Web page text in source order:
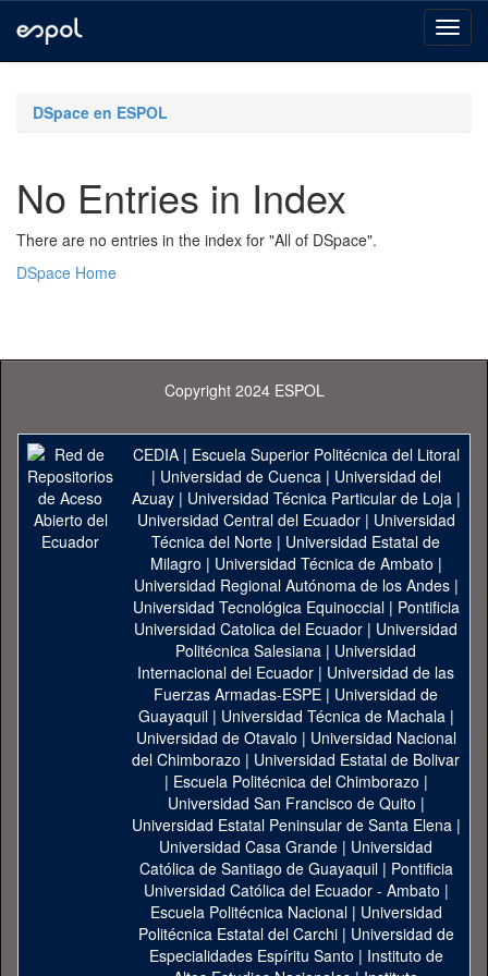
navigationDSpace en ESPOL
No Entries in Index
There are no entries in the index for "All of DSpace".
DSpace Home
Copyright 2024 ESPOL
CEDIA| Escuela Superior Politécnica del Litoral
| Universidad de Cuenca| Universidad del
Azuay| Universidad Técnica Particular de Loja|
Universidad Central del Ecuador| Universidad
Técnica del Norte | Universidad Estatal de
Milagro | Universidad Técnica de Ambato |
Universidad Regional Autónoma de los Andes|
Universidad Tecnológica Equinoccial| Pontificia
Universidad Catolica del Ecuador | Universidad
Politécnica Salesiana | Universidad
Internacional del Ecuador | Universidad de las
Fuerzas Armadas-ESPE | Universidad de
Guayaquil| Universidad Técnica de Machala|
Universidad de Otavalo | Universidad Nacional
del Chimborazo | Universidad Estatal de Bolivar
| Escuela Politécnica del Chimborazo |
Universidad San Francisco de Quito |
Universidad Estatal Peninsular de Santa Elena|
Universidad Casa Grande | Universidad
Católica de Santiago de Guayaquil| Pontificia
Universidad Católica del Ecuador - Ambato |
Escuela Politécnica Nacional| Universidad
Politécnica Estatal del Carchi| Universidad de
Especialidades Espíritu Santo | Instituto de